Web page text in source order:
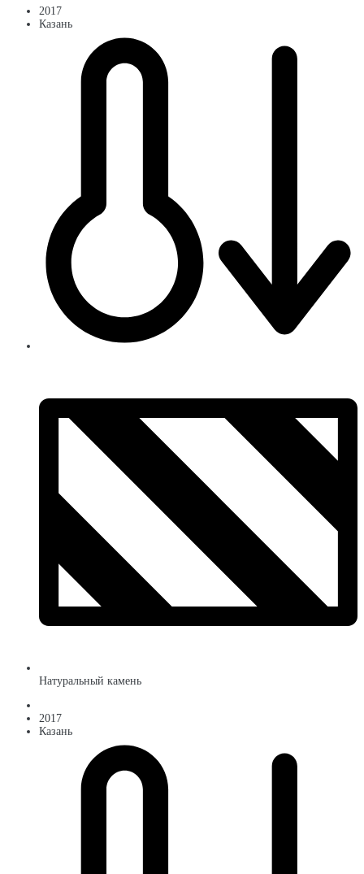
2017
Казань
Натуральный камень
2017
Казань